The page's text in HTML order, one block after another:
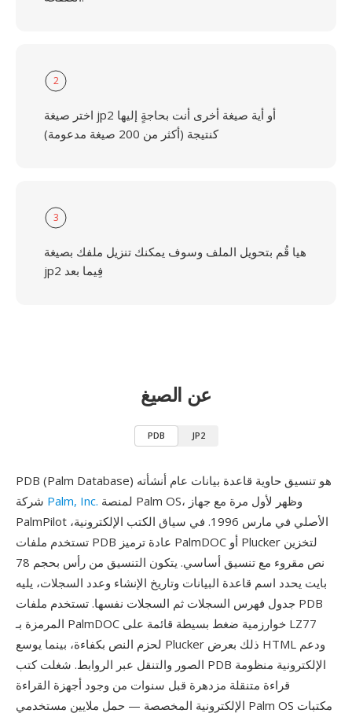
2
اختر صيغة jp2 أو أية صيغة أخرى أنت بحاجةٍ إليها
كنتيجة (أكثر من 200 صيغة مدعومة)
3
هيا قُم بتحويل الملف وسوف يمكنك تنزيل ملفك بصيغة
jp2 فِيما بعد
عن الصيغ
PDB JP2
PDB (Palm Database) هو تنسيق حاوية قاعدة بيانات عام أنشأته
Palm, Inc.
PalmPilot الأصلي في مارس 1996. في سياق الكتب الإلكترونية،
تستخدم ملفات PDB عادة ترميز PalmDOC أو Plucker لتخزين
نص مقروء مع تنسيق أساسي. يتكون التنسيق من رأس بحجم 78
بايت يحدد اسم قاعدة البيانات وتاريخ الإنشاء وعدد السجلات، يليه
جدول فهرس السجلات ثم السجلات نفسها. تستخدم ملفات PDB
المرمزة بـ PalmDOC خوارزمية ضغط بسيطة قائمة على LZ77
لحزم النص بكفاءة، بينما يوسع Plucker ذلك بعرض HTML ودعم
الصور والتنقل عبر الروابط. شغلت كتب PDB الإلكترونية منظومة
قراءة متنقلة مزدهرة قبل سنوات من وجود أجهزة القراءة
الإلكترونية المخصصة — حمل ملايين مستخدمي Palm OS مكتبات